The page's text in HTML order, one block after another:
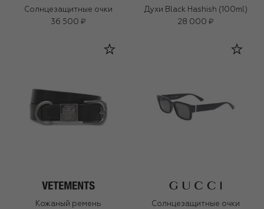
Солнцезащитные очки
36 500 ₽
Духи Black Hashish (100ml)
28 000 ₽
Кожаный ремень
Солнцезащитные очки